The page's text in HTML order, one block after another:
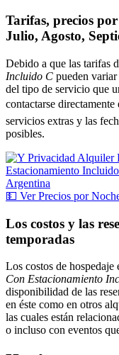
Tarifas, precios
Julio, Agosto,
Debido a que las tarifas
Incluido C pueden
del tipo de servicio que
contactarse directamente
servicios extras y las
posibles.
💵 VerPrecios por
Los costos y las
temporadas
Los costos de hospedaje
Con Estacionamiento
disponibilidad de las
en éste como en otros
las cuales están
o incluso con eventos